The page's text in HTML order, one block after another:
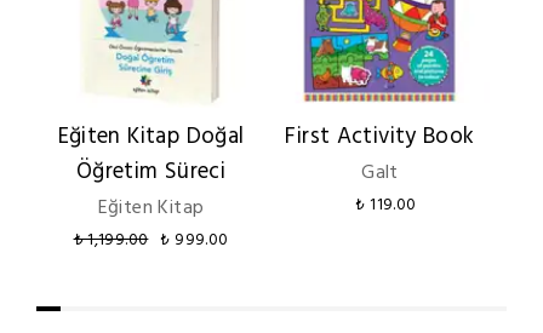
Eğiten Kitap Doğal
Öğretim Süreci
Eğiten Kitap
₺ 1,199.00 ₺ 999.00
First Activity Book
Galt
₺ 119.00